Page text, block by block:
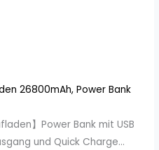
26800mAh, Power Bank
】Power Bank mit USB
und Quick Charge...